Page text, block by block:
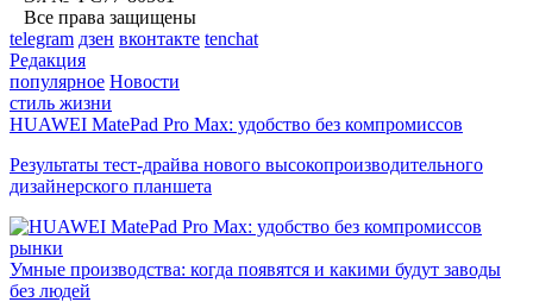
Все права защищены
telegram дзен вконтакте tenchat
Редакция
популярное Новости
стиль жизни
HUAWEI MatePad Pro Max: удобство без компромиссов
Результаты тест-драйва нового высокопроизводительного
дизайнерского планшета
рынки
Умные производства: когда появятся и какими будут заводы
без людей